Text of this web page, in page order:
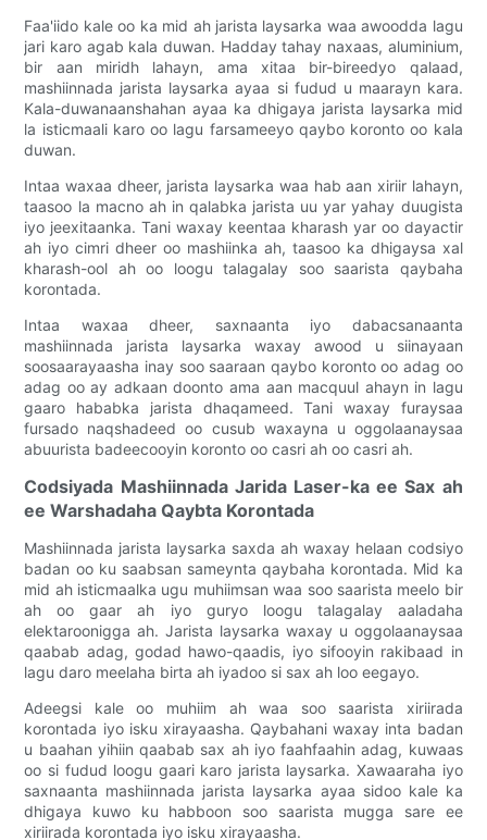
Faa'iido kale oo ka mid ah jarista laysarka waa awoodda lagu
jari karo agab kala duwan. Hadday tahay naxaas, aluminium,
bir aan miridh lahayn, ama xitaa bir-bireedyo qalaad,
mashiinnada jarista laysarka ayaa si fudud u maarayn kara.
Kala-duwanaanshahan ayaa ka dhigaya jarista laysarka mid
la isticmaali karo oo lagu farsameeyo qaybo koronto oo kala
duwan.
Intaa waxaa dheer, jarista laysarka waa hab aan xiriir lahayn,
taasoo la macno ah in qalabka jarista uu yar yahay duugista
iyo jeexitaanka. Tani waxay keentaa kharash yar oo dayactir
ah iyo cimri dheer oo mashiinka ah, taasoo ka dhigaysa xal
kharash-ool ah oo loogu talagalay soo saarista qaybaha
korontada.
Intaa waxaa dheer, saxnaanta iyo dabacsanaanta
mashiinnada jarista laysarka waxay awood u siinayaan
soosaarayaasha inay soo saaraan qaybo koronto oo adag oo
adag oo ay adkaan doonto ama aan macquul ahayn in lagu
gaaro hababka jarista dhaqameed. Tani waxay furaysaa
fursado naqshadeed oo cusub waxayna u oggolaanaysaa
abuurista badeecooyin koronto oo casri ah oo casri ah.
Codsiyada Mashiinnada Jarida Laser-ka ee Sax ah
ee Warshadaha Qaybta Korontada
Mashiinnada jarista laysarka saxda ah waxay helaan codsiyo
badan oo ku saabsan sameynta qaybaha korontada. Mid ka
mid ah isticmaalka ugu muhiimsan waa soo saarista meelo bir
ah oo gaar ah iyo guryo loogu talagalay aaladaha
elektaroonigga ah. Jarista laysarka waxay u oggolaanaysaa
qaabab adag, godad hawo-qaadis, iyo sifooyin rakibaad in
lagu daro meelaha birta ah iyadoo si sax ah loo eegayo.
Adeegsi kale oo muhiim ah waa soo saarista xiriirada
korontada iyo isku xirayaasha. Qaybahani waxay inta badan
u baahan yihiin qaabab sax ah iyo faahfaahin adag, kuwaas
oo si fudud loogu gaari karo jarista laysarka. Xawaaraha iyo
saxnaanta mashiinnada jarista laysarka ayaa sidoo kale ka
dhigaya kuwo ku habboon soo saarista mugga sare ee
xiriirada korontada iyo isku xirayaasha.